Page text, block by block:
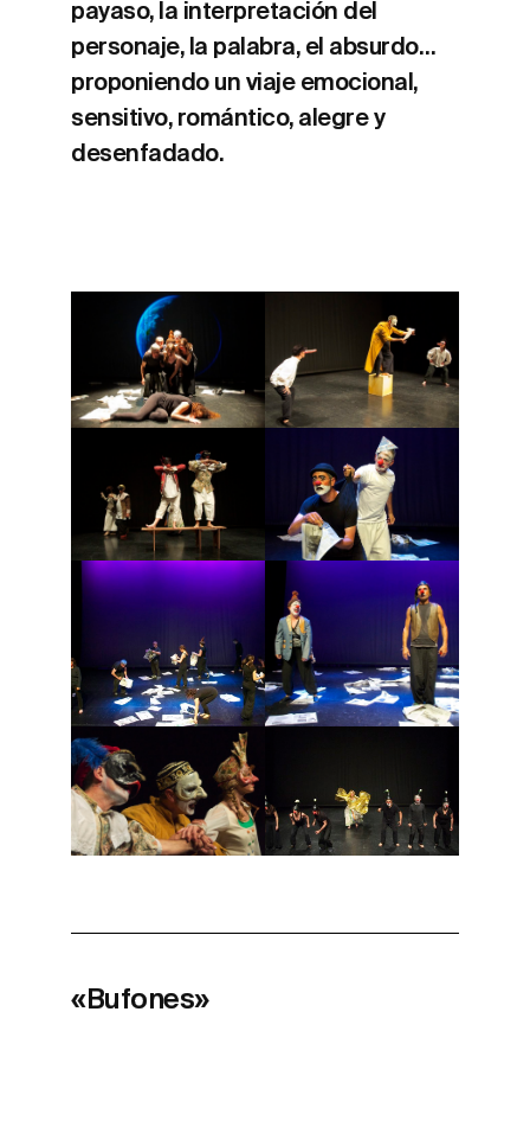
payaso, la interpretación del
personaje, la palabra, el absurdo…
proponiendo un viaje emocional,
sensitivo, romántico, alegre y
desenfadado.
«Bufones»